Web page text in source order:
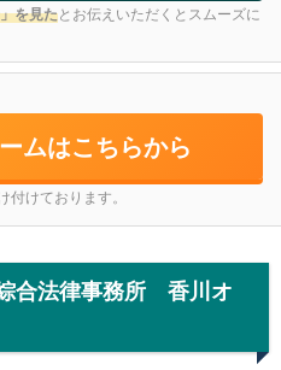
を見たとお伝えいただくとスムーズに
ムはこちらから
けております。
合法律事務所 香川オ